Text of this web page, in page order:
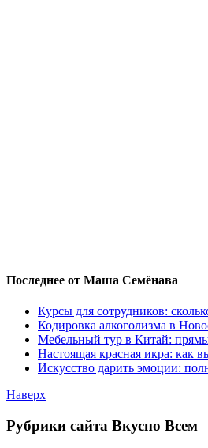
Последнее от Маша Семёнава
Курсы для сотрудников:
Кодировка алкоголизма в
Мебельный тур в Китай:
Настоящая красная икра: как
Искусство дарить эмоции:
Наверх
Рубрики сайта Вкусно Всем